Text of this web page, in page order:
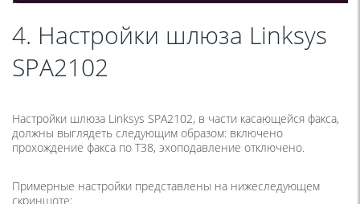
4. Настройки шлюза Linksys
SPA2102
Настройки шлюза Linksys SPA2102, в части касающейся факса,
должны выглядеть следующим образом: включено
прохождение факса по Т38, эхоподавление отключено.
Примерные настройки представлены на нижеследующем
скриншоте: